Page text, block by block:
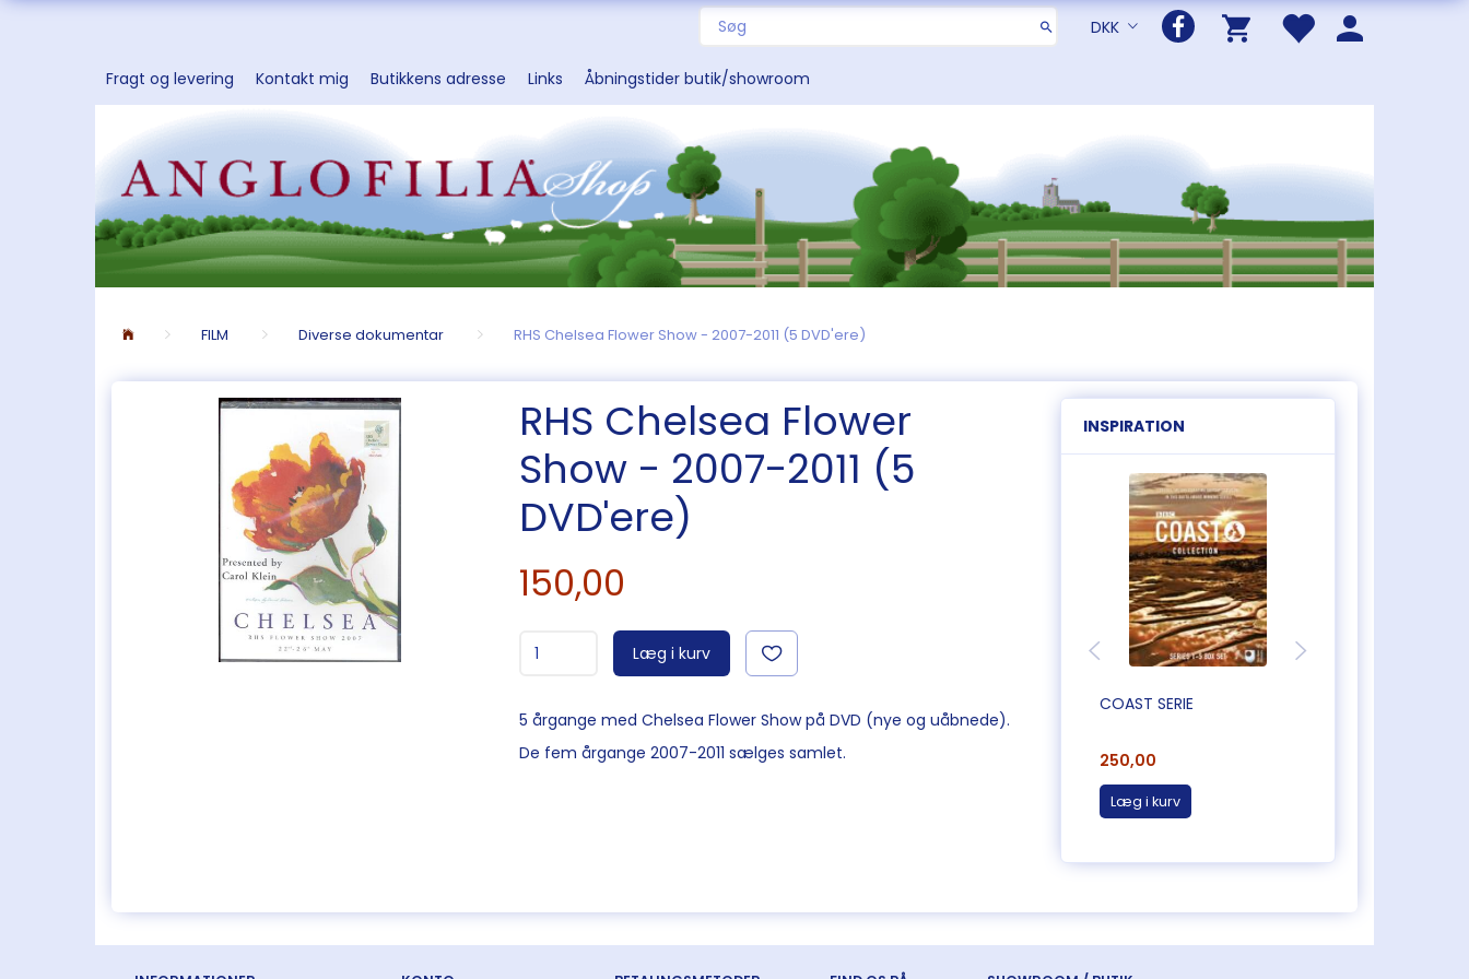
DKK
Fragt og levering Kontakt mig Butikkens adresse Links Åbningstider butik/showroom
FILM Diverse dokumentar RHS Chelsea Flower Show - 2007-2011 (5 DVD'ere)
RHS Chelsea Flower
Show - 2007-2011 (5
DVD'ere)
150,00
Læg i kurv
5 årgange med Chelsea Flower Show på DVD (nye og uåbnede).
De fem årgange 2007-2011 sælges samlet.
INSPIRATION
COAST SERIE
250,00
Læg i kurv